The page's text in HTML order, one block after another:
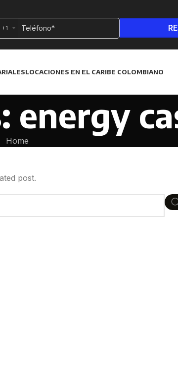
+1
LOCACIONES EN EL CARIBE COLOMBIANO
energy
Home
post.